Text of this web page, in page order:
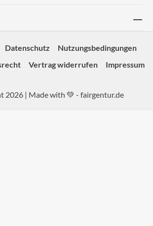
Datenschutz
Nutzungsbedingungen
Vertrag widerrufen Impressum
2026 | Made with 💚 - fairgentur.de